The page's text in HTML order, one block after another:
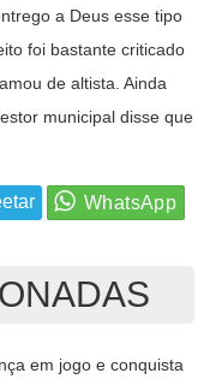
a Deus esse tipo
foi bastante criticado
de altista. Ainda
municipal disse que
em jogo e conquista